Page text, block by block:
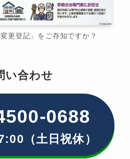
変更登記」をご存知ですか？
い合わせ
0688
（土日祝休）